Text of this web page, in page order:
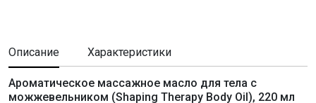
Описание Характеристики
Ароматическое массажное масло для тела с
можжевельником (Shaping Therapy Body Oil), 220 мл